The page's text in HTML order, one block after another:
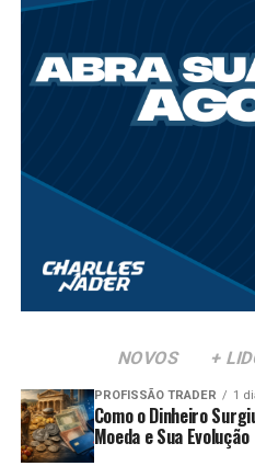
NOVOS +
PROFISSÃO TRADER 1
Como o Dinheiro
Moeda e Sua Evolução